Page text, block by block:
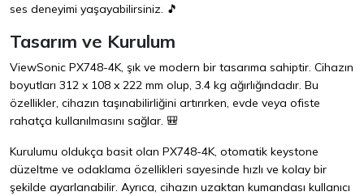
ses deneyimi yaşayabilirsiniz. 🎵
Tasarım ve Kurulum
ViewSonic PX748-4K, şık ve modern bir tasarıma sahiptir. Cihazın
boyutları 312 x 108 x 222 mm olup, 3.4 kg ağırlığındadır. Bu
özellikler, cihazın taşınabilirliğini artırırken, evde veya ofiste
rahatça kullanılmasını sağlar. 🎒
Kurulumu oldukça basit olan PX748-4K, otomatik keystone
düzeltme ve odaklama özellikleri sayesinde hızlı ve kolay bir
şekilde ayarlanabilir. Ayrıca, cihazın uzaktan kumandası kullanıcı